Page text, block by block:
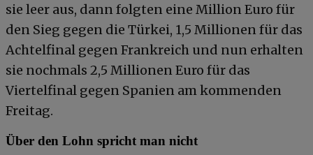
sie leer aus, dann folgten eine Million Euro für
den Sieg gegen die Türkei, 1,5 Millionen für das
Achtelfinal gegen Frankreich und nun erhalten
sie nochmals 2,5 Millionen Euro für das
Viertelfinal gegen Spanien am kommenden
Freitag.
Über den Lohn spricht man nicht